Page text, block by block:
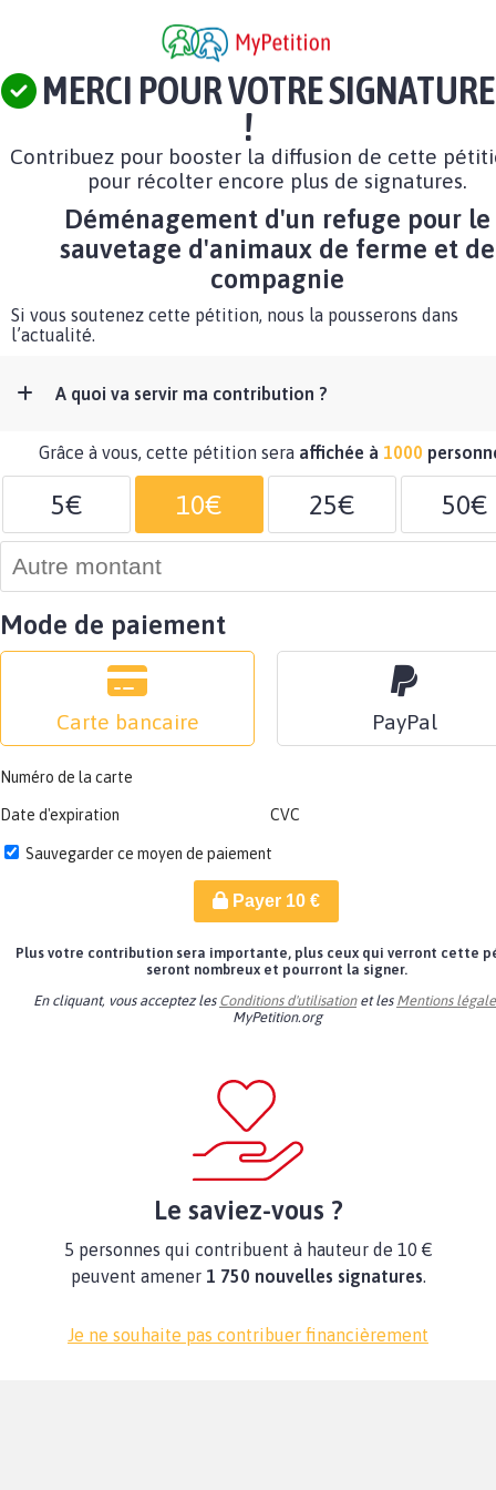
MERCI POUR VOTRE SIGNATURE
!
Contribuez pour booster la diffusion de cette
pour récolter encore plus de signatures.
Déménagement d'un refuge pour le
sauvetage d'animaux de ferme et de
compagnie
Si vous soutenez cette pétition, nous la pousserons dans
l’actualité.
A quoi va servir ma contribution ?
Grâce à vous, cette pétition sera affichée à 1000
5€ 10€ 25€ 50€
Mode de paiement
Carte bancaire PayPal
Numéro de la carte
Date d'expiration CVC
Sauvegarder ce moyen de paiement
Payer 10€
Plus votre contribution sera importante, plus ceux qui verront cette
seront nombreux et pourront la signer.
En cliquant, vous acceptez les Conditions d'utilisationet les Mentions
MyPetition.org
Le saviez-vous ?
5 personnes qui contribuent à hauteur de 10 €
peuvent amener 1 750 nouvelles signatures.
Je ne souhaite pas contribuer financièrement